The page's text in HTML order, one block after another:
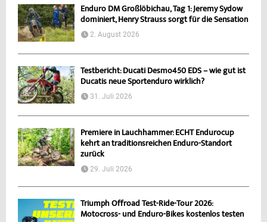
Enduro DM Großlöbichau, Tag 1: Jeremy Sydow
dominiert, Henry Strauss sorgt für die Sensation
2. August 2026
Testbericht: Ducati Desmo450 EDS – wie gut ist
Ducatis neue Sportenduro wirklich?
31. Juli 2026
Premiere in Lauchhammer: ECHT Endurocup
kehrt an traditionsreichen Enduro-Standort
zurück
29. Juli 2026
Triumph Offroad Test-Ride-Tour 2026:
Motocross- und Enduro-Bikes kostenlos testen